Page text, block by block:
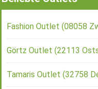
Fashion Outlet (08058
Görtz Outlet (22113
Tamaris Outlet (32758